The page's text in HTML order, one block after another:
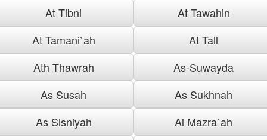
At Tibni
At Tawahin
At Tamani`ah
At Tall
Ath Thawrah
As-Suwayda
As Susah
As Sukhnah
As Sisniyah
Al Mazra`ah